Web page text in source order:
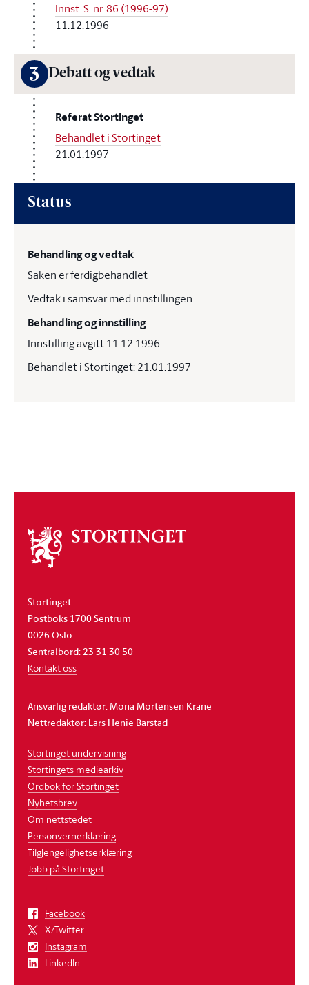
Innst. S. nr. 86 (1996-97)
11.12.1996
3 Debatt og vedtak
Referat Stortinget
Behandlet i Stortinget
21.01.1997
Status
Behandling og vedtak
Saken er ferdigbehandlet
Vedtak i samsvar med innstillingen
Behandling og innstilling
Innstilling avgitt 11.12.1996
Behandlet i Stortinget: 21.01.1997
Om
stortinget
Stortinget
Postboks 1700 Sentrum
0026 Oslo
Sentralbord: 23 31 30 50
Kontakt oss
Ansvarlig redaktør: Mona Mortensen Krane
Nettredaktør: Lars Henie Barstad
Stortinget undervisning
Stortingets mediearkiv
Ordbok for Stortinget
Nyhetsbrev
Om nettstedet
Personvernerklæring
Tilgjengelighetserklæring
Jobb på Stortinget
Facebook
X/Twitter
Instagram
LinkedIn